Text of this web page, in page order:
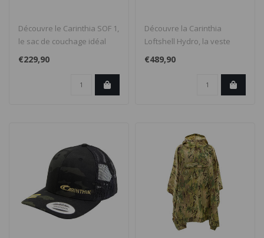
Découvre le Carinthia SOF 1,
le sac de couchage idéal
pour les aventuriers en ..
€229,90
Découvre la Carinthia
Loftshell Hydro, la veste
imperméable ultime qui te
gard..
€489,90